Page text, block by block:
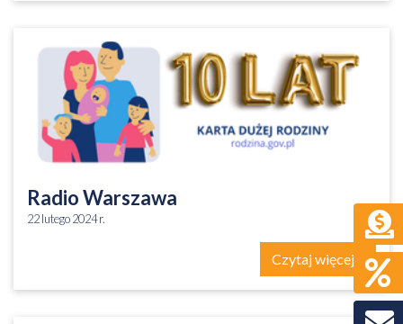
Radio Warszawa
22 lutego 2024 r.
Czytaj więcej